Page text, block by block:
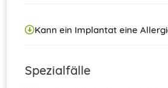
Kann ein Implantat eine
Spezialfälle